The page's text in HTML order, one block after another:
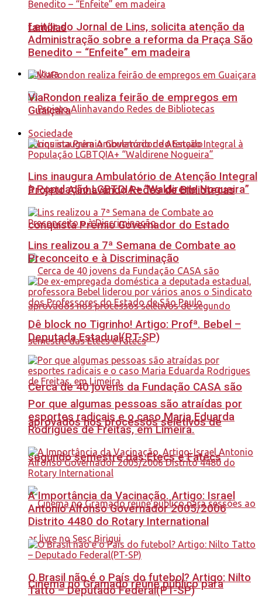
famílias
Cultura
Projeto Alinhavando Redes de Bibliotecas
conquista Prêmio Governador do Estado
Cerca de 40 jovens da Fundação CASA são
aprovados nos processos seletivos de
segundo semestre das Etecs e Fatecs
Cinema no Gramado reúne público para
Leitor do Jornal de Lins, solicita atenção da
Administração sobre a reforma da Praça São
Benedito – “Enfeite” em madeira
ViaRondon realiza feirão de empregos em
Guaiçara
Sociedade
Lins inaugura Ambulatório de Atenção Integral
à População LGBTQIA+ “Waldirene Nogueira”
Lins realizou a 7ª Semana de Combate ao
Preconceito e à Discriminação
Dê block no Tigrinho! Artigo: Profª. Bebel –
Deputada Estadual(PT-SP)
Por que algumas pessoas são atraídas por
esportes radicais e o caso Maria Eduarda
Rodrigues de Freitas, em Limeira.
A Importância da Vacinação. Artigo: Israel
Antonio Alfonso Governador 2005/2006
Distrito 4480 do Rotary International
O Brasil não é o País do futebol? Artigo: Nilto
Tatto – Deputado Federal(PT-SP)